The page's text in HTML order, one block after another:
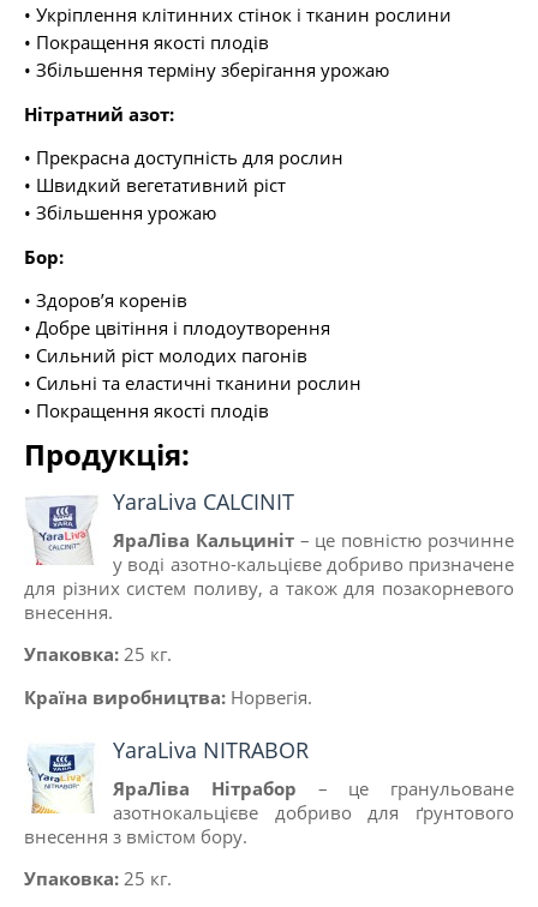
• Укріплення клітинних стінок і тканин рослини
• Покращення якості плодів
• Збільшення терміну зберігання урожаю
Нітратний азот:
• Прекрасна доступність для рослин
• Швидкий вегетативний ріст
• Збільшення урожаю
Бор:
• Здоров’я коренів
• Добре цвітіння і плодоутворення
• Сильний ріст молодих пагонів
• Сильні та еластичні тканини рослин
• Покращення якості плодів
Продукція:
YaraLiva CALCINIT
ЯраЛіва Кальциніт– це повністю розчинне
у воді азотно-кальцієве добриво призначене
для різних систем поливу, а також для позакорневого
внесення.
Упаковка: 25 кг.
Країна виробництва: Норвегія.
YaraLiva NITRABOR
ЯраЛіва Нітрабор – це гранульоване
азотнокальцієве добриво для ґрунтового
внесення з вмістом бору.
Упаковка: 25 кг.